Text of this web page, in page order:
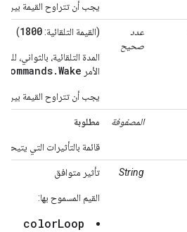
يجب أن تتراوح القيمة بين
عدد
صحيح
(القيمة التلقائية:1800
)
المدة التلقائية، بالثواني،
الأمر
يجب أن تتراوح القيمة بين
المصفوفة مطلوبة
قائمة بالتأثيرات التي يتيحها
String تأثير متوافق
القيم المسموح بها:
colorLoop